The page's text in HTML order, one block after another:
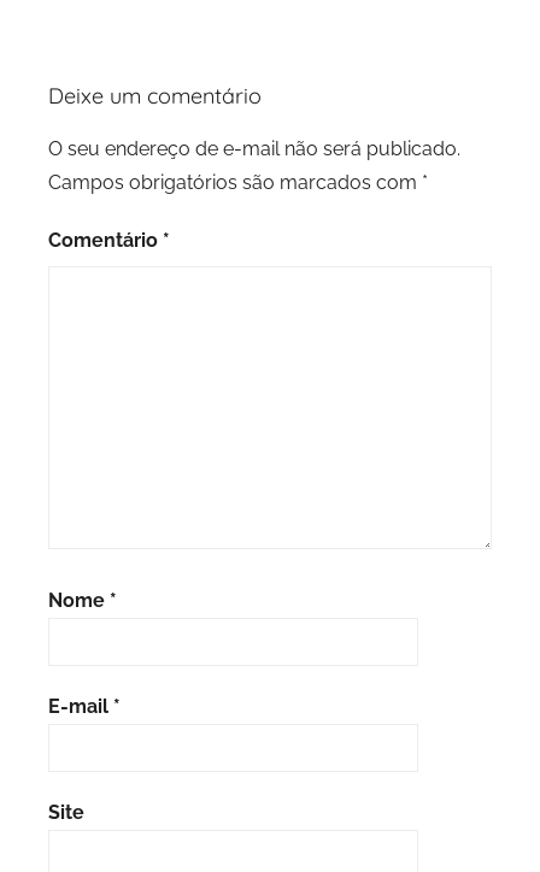
Deixe um comentário
O seu endereço de e-mail não será publicado.
Campos obrigatórios são marcados com *
Comentário *
Nome *
E-mail *
Site